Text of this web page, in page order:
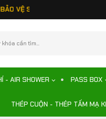
TỐI ƯU CHO KHÁCH
- AIR SHOWER PASS BOX
THÉP CUỘN - THÉP TẤM MẠ